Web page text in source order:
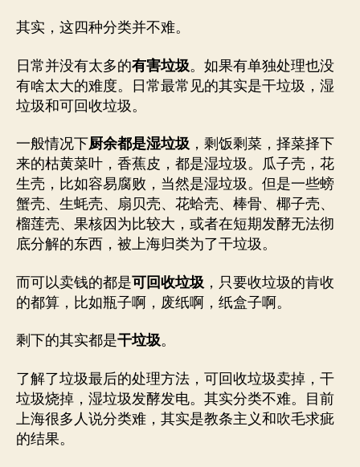
其实，这四种分类并不难。
日常并没有太多的有害垃圾。如果有单独处理也没
有啥太大的难度。日常最常见的其实是干垃圾，湿
垃圾和可回收垃圾。
一般情况下厨余都是湿垃圾，剩饭剩菜，择菜择下
来的枯黄菜叶，香蕉皮，都是湿垃圾。瓜子壳，花
生壳，比如容易腐败，当然是湿垃圾。但是一些螃
蟹壳、生蚝壳、扇贝壳、花蛤壳、棒骨、椰子壳、
榴莲壳、果核因为比较大，或者在短期发酵无法彻
底分解的东西，被上海归类为了干垃圾。
而可以卖钱的都是可回收垃圾 ，只要收垃圾的肯收
的都算，比如瓶子啊，废纸啊，纸盒子啊。
剩下的其实都是干垃圾。
了解了垃圾最后的处理方法，可回收垃圾卖掉，干
垃圾烧掉，湿垃圾发酵发电。其实分类不难。目前
上海很多人说分类难，其实是教条主义和吹毛求疵
的结果。